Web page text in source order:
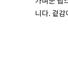
니다. 겉